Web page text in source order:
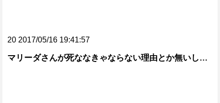
20 2017/05/16 19:41:57
マリーダさんが死ななきゃならない理由とか無いし…